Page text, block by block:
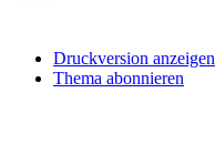
Druckversion anzeigen
Thema abonnieren